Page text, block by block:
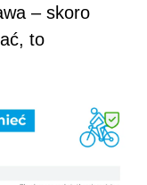
– skoro
to